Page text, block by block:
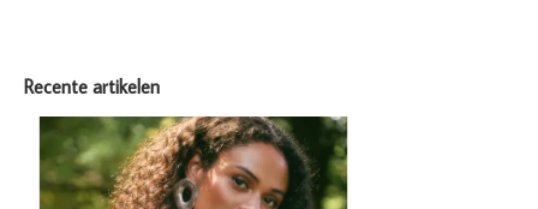
Recente artikelen